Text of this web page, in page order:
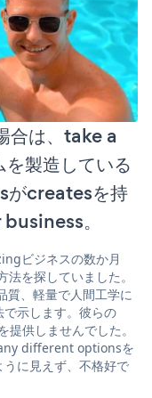
合は、take a
製造している
がcreatesを持
。
ビジネスの数か月
を探していました。
、軽量で人間工学に
示します。彼らの
供しませんでした。
different optionsを
に見えず、不格好で